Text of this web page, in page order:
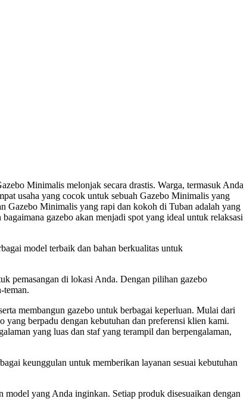
Minimalis melonjak secara drastis. Warga, termasuk Anda
usaha yang cocok untuk sebuah Gazebo Minimalis yang
Gazebo Minimalis yang rapi dan kokoh di Tuban adalah yang
gazebo akan menjadi spot yang ideal untuk relaksasi
model terbaik dan bahan berkualitas untuk
pemasangan di lokasi Anda. Dengan pilihan gazebo
teman.
membangun gazebo untuk berbagai keperluan. Mulai dari
yang berpadu dengan kebutuhan dan preferensi klien kami.
yang luas dan staf yang terampil dan berpengalaman,
keunggulan untuk memberikan layanan sesuai kebutuhan
yang Anda inginkan. Setiap produk disesuaikan dengan